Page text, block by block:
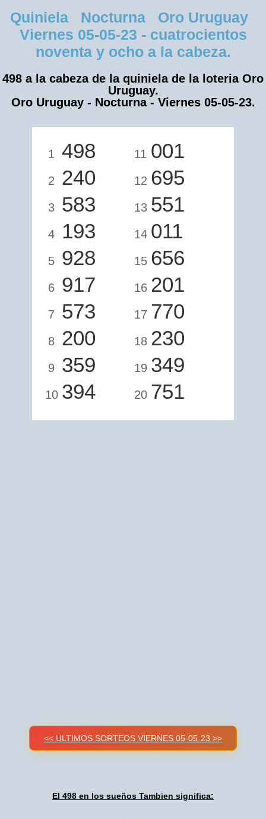
Quiniela Nocturna Oro Uruguay
Viernes 05-05-23 - cuatrocientos
noventa y ocho a la cabeza.
498 a la cabeza de la quiniela de la loteria Oro
Uruguay.
Oro Uruguay - Nocturna - Viernes 05-05-23.
1 498
2 240
3 583
4 193
5 928
6 917
7 573
8 200
9 359
10 394
11 001
12 695
13 551
14 011
15 656
16 201
17 770
18 230
19 349
20 751
<< ULTIMOS SORTEOS VIERNES 05-05-23 >>
El 498 en los sueños Tambien significa: